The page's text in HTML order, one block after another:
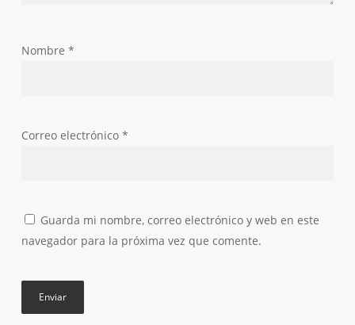
Nombre *
Correo electrónico *
Guarda mi nombre, correo electrónico y web en este
navegador para la próxima vez que comente.